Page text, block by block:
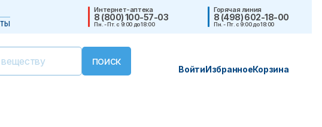
Интернет-аптека
8 (800) 100-57-03
Пн. - Пт. с 9:00 до 18:00
Горячая линия
8 (498) 602-18-00
Пн. - Пт. с 9:00 до 18:00
ВойтиИзбранноеКорзина